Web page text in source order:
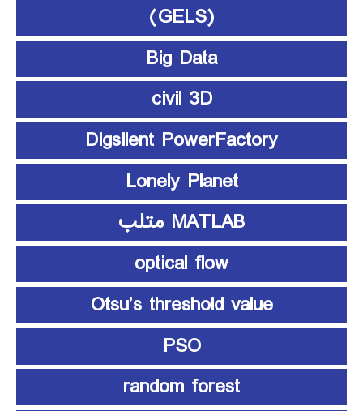
(GELS)
Big Data
civil 3D
Digsilent PowerFactory
Lonely Planet
MATLAB متلب
optical flow
Otsu’s threshold value
PSO
random forest